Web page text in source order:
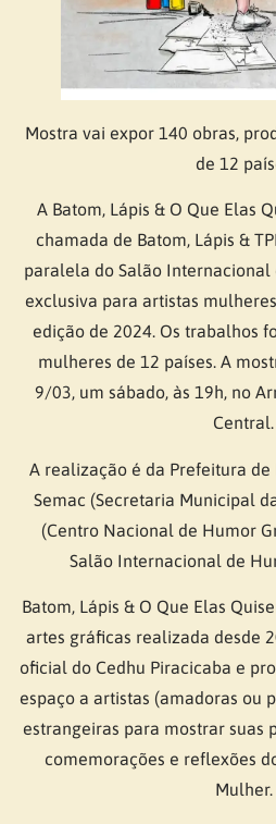
Mostra vai expor 140 obras,
de 12
A Batom, Lápis & O Que Elas
chamada de Batom, Lápis &
paralela do Salão Internacional
exclusiva para artistas
edição de 2024. Os trabalhos
mulheres de 12 países. A
9/03, um sábado, às 19h, no
Central.
A realização é da Prefeitura
Semac (Secretaria Municipal
(Centro Nacional de Humor
Salão Internacional de
Batom, Lápis & O Que Elas
artes gráficas realizada desde
oficial do Cedhu Piracicaba e
espaço a artistas (amadoras ou
estrangeiras para mostrar suas
comemorações e reflexões
Mulher.